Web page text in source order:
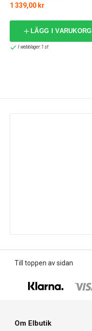
1 339,00 kr
LÄGG I VARUKORG
I webblager: 1 st
Till toppen av sidan
Om Elbutik